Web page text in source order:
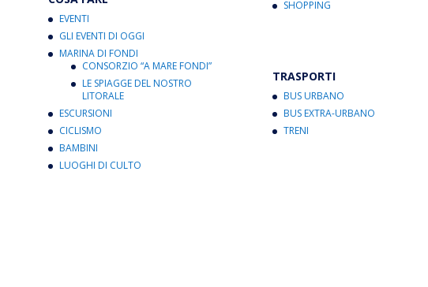
EVENTI
GLI EVENTI DI OGGI
MARINA DI FONDI
CONSORZIO “A MARE FONDI”
LE SPIAGGE DEL NOSTRO
LITORALE
ESCURSIONI
CICLISMO
BAMBINI
LUOGHI DI CULTO
SHOPPING
TRASPORTI
BUS URBANO
BUS EXTRA-URBANO
TRENI